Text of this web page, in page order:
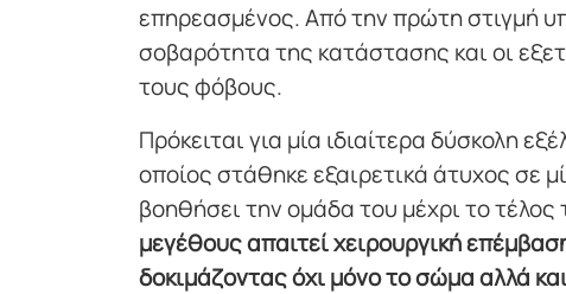
επηρεασμένος. Από την πρώτη στιγμή
σοβαρότητα της κατάστασης και οι
τους φόβους.
Πρόκειται για μία ιδιαίτερα δύσκολη
οποίος στάθηκε εξαιρετικά άτυχος σε
βοηθήσει την ομάδα του μέχρι το τέλος
μεγέθους απαιτεί χειρουργική
δοκιμάζοντας όχι μόνο το σώμα αλλά